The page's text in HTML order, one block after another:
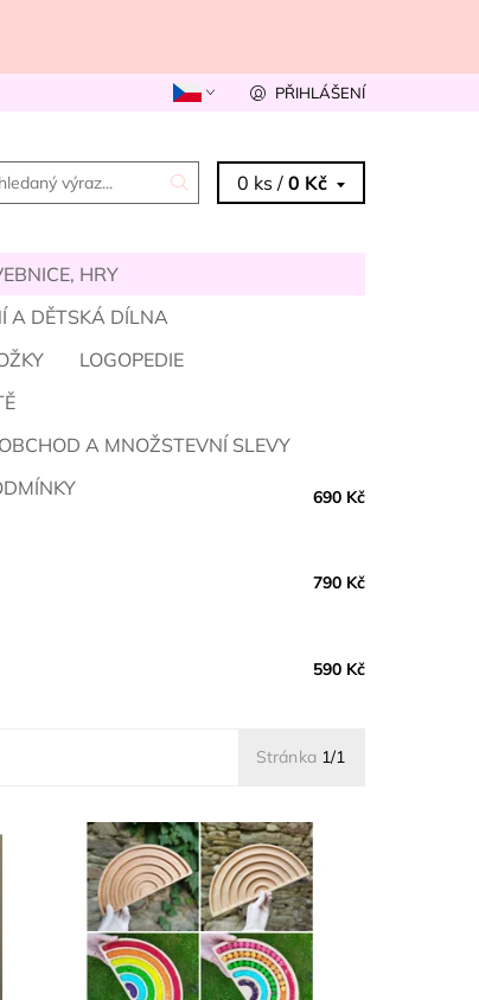
PŘIHLÁŠENÍ
0 ks /0 Kč
HRY
A DĚTSKÁ DÍLNA
LOGOPEDIE
A MNOŽSTEVNÍ SLEVY
690 Kč
790 Kč
590 Kč
Stránka1/1